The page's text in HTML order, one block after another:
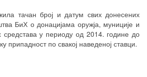
тачан број и датум свих донесених
БиХ о донацијама оружја, муниције и
средстава у периоду од 2014. године до
припадност по свакој наведеној ставци.